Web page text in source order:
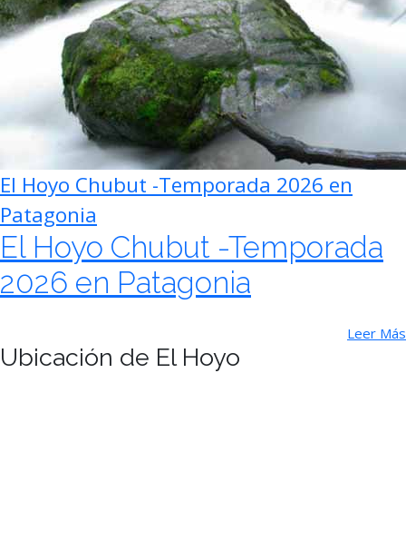
El Hoyo Chubut -Temporada 2026 en
Patagonia
El Hoyo Chubut -Temporada
2026 en Patagonia
Leer Más
Ubicación de El Hoyo